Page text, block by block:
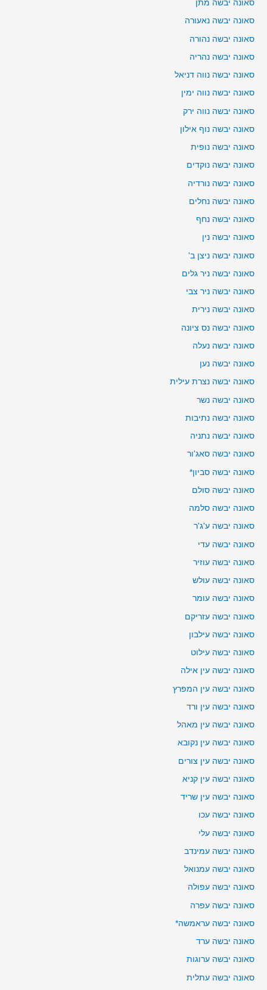
סאונה יבשה מתן
סאונה יבשה נאעורה
סאונה יבשה נהורה
סאונה יבשה נהריה
סאונה יבשה נווה דניאל
סאונה יבשה נווה ימין
סאונה יבשה נווה ירק
סאונה יבשה נוף אילון
סאונה יבשה נופית
סאונה יבשה נוקדים
סאונה יבשה נורדיה
סאונה יבשה נחלים
סאונה יבשה נחף
סאונה יבשה נין
סאונה יבשה ניצן ב'
סאונה יבשה ניר גלים
סאונה יבשה ניר צבי
סאונה יבשה נירית
סאונה יבשה נס ציונה
סאונה יבשה נעלה
סאונה יבשה נען
סאונה יבשה נצרת עילית
סאונה יבשה נשר
סאונה יבשה נתיבות
סאונה יבשה נתניה
סאונה יבשה סאג'ור
סאונה יבשה סביון*
סאונה יבשה סולם
סאונה יבשה סלמה
סאונה יבשה ע'ג'ר
סאונה יבשה עדי
סאונה יבשה עוזיר
סאונה יבשה עולש
סאונה יבשה עומר
סאונה יבשה עזריקם
סאונה יבשה עילבון
סאונה יבשה עילוט
סאונה יבשה עין אילה
סאונה יבשה עין המפרץ
סאונה יבשה עין ורד
סאונה יבשה עין מאהל
סאונה יבשה עין נקובא
סאונה יבשה עין צורים
סאונה יבשה עין קניא
סאונה יבשה עין שריד
סאונה יבשה עכו
סאונה יבשה עלי
סאונה יבשה עמינדב
סאונה יבשה עמנואל
סאונה יבשה עפולה
סאונה יבשה עפרה
סאונה יבשה עראמשה*
סאונה יבשה ערד
סאונה יבשה ערוגות
סאונה יבשה עתלית